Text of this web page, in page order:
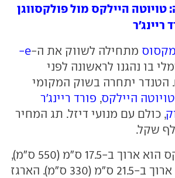
טויוטה היילקס מול פולקסווגן
ריינג'ר
מקסוס מתחילה לשווק את ה- e-
בו נהגנו לראשונה לפני
הטנדר יתחרה בשוק המקומי
טויוטה היילקס, פורד ריינג'ר
, כולם עם מנועי דיזל. תג המחיר
בהשוואה להיילקס הוא ארוך ב-17.5 ס"מ (550 ס"מ),
עם בסיס גלגלים ארוך ב-21.5 ס"מ (330 ס"מ). הארגז